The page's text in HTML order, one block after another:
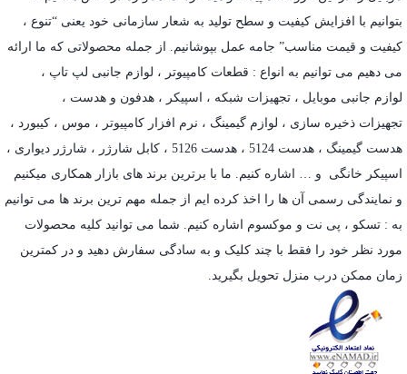
بتوانیم با افزایش کیفیت و سطح تولید به شعار سازمانی خود یعنی “تنوع ،
کیفیت و قیمت مناسب” جامه عمل بپوشانیم. از جمله محصولاتی که ما ارائه
می دهیم می توانیم به انواع : قطعات کامپیوتر ، لوازم جانبی لپ تاپ ،
لوازم جانبی موبایل ، تجهیزات شبکه ، اسپیکر ، هدفون و هدست ،
تجهیزات ذخیره سازی ، لوازم گیمینگ ، نرم افزار کامپیوتر ، موس ، کیبورد ،
هدست گیمینگ ، هدست 5124 ، هدست 5126 ، کابل شارژر ، شارژر دیواری ،
اسپیکر خانگی و … اشاره کنیم. ما با برترین برند های بازار همکاری میکنیم
و نمایندگی رسمی آن ها را اخذ کرده ایم از جمله مهم ترین برند ها می توانیم
به : تسکو ، پی نت و موکسوم اشاره کنیم. شما می توانید کلیه محصولات
مورد نظر خود را فقط با چند کلیک و به سادگی سفارش دهید و در کمترین
زمان ممکن درب منزل تحویل بگیرید.